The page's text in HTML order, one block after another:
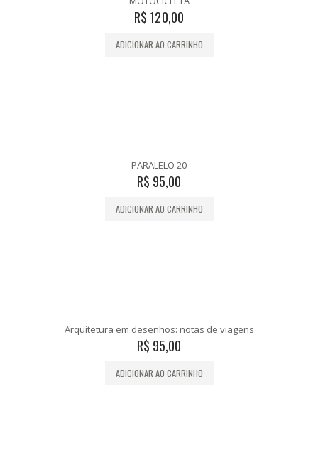
R$120,00
ADICIONAR AO CARRINHO
PARALELO 20
R$ 95,00
ADICIONAR AO CARRINHO
Arquitetura em desenhos: notas de viagens
R$ 95,00
ADICIONAR AO CARRINHO